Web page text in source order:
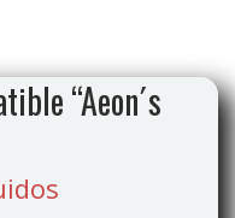
“Aeon´s